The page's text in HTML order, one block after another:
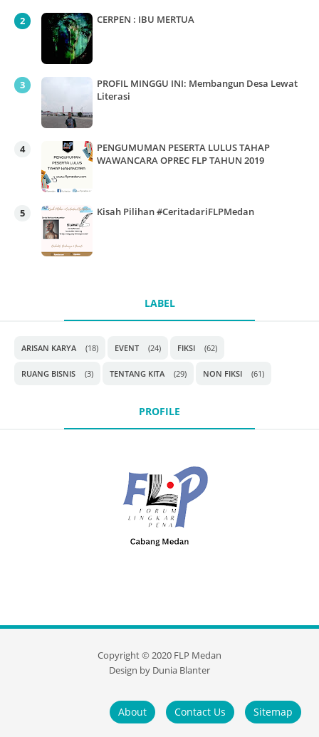
CERPEN : IBU MERTUA
PROFIL MINGGU INI: Membangun Desa Lewat
Literasi
PENGUMUMAN PESERTA LULUS TAHAP
WAWANCARA OPREC FLP TAHUN 2019
Kisah Pilihan #CeritadariFLPMedan
LABEL
ARISAN KARYA (18) EVENT (24) FIKSI (62)
RUANG BISNIS (3) TENTANG KITA (29) NON FIKSI (61)
PROFILE
Copyright ©2020 FLP Medan
Design by Dunia Blanter
About Contact Us Sitemap